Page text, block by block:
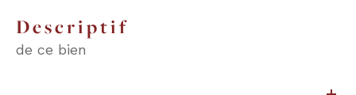
descriptif
de ce bien